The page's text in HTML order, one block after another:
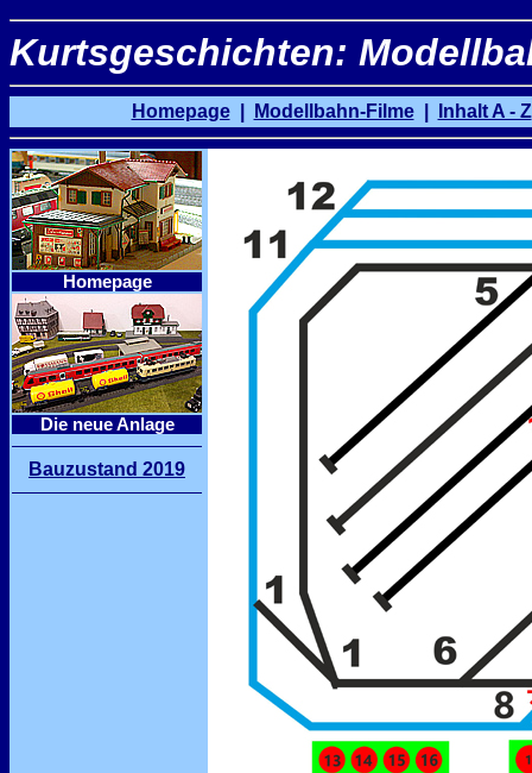
Kurtsgeschichten:
Homepage| Modellbahn-Filme| Inhalt A - Z
Homepage
Die neue Anlage
Bauzustand 2019